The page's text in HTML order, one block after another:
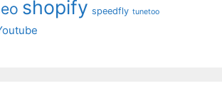
shopify speedfly tunetoo